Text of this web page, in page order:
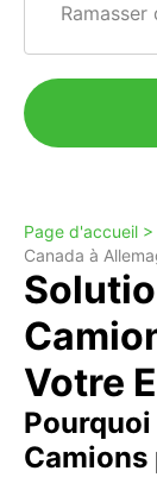
Ramasser
Page d'accueil >
Canada à
Votre
Camions